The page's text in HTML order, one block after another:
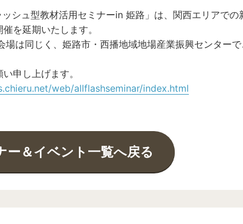
シュ型教材活用セミナーin 姫路」は、関西エリアでの
を延期いたします。
は同じく、姫路市・西播地域地場産業振興センター
申し上げます。
web/allflashseminar/index.html
ー＆イベント一覧へ戻る